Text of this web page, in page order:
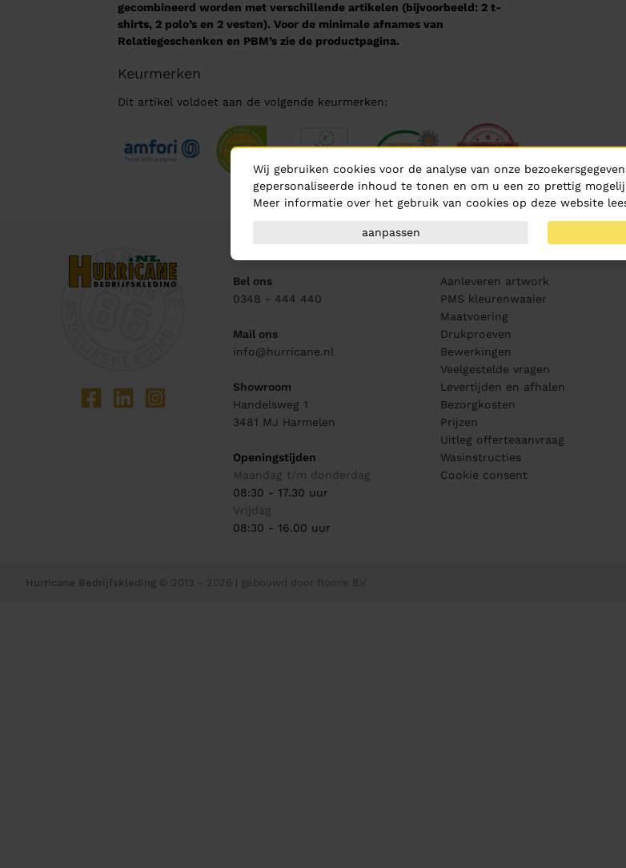
gecombineerd worden met verschillende artikelen (bijvoorbeeld: 2 t-
shirts, 2 polo’s en 2 vesten). Voor de minimale afnames van
Relatiegeschenken en PBM’s zie de productpagina.
Keurmerken
Dit artikel voldoet aan de volgende keurmerken:
Bel ons
0348 - 444 440
Mail ons
info@hurricane.nl
Showroom
Handelsweg 1
3481 MJ Harmelen
Openingstijden
Maandag t/m donderdag
08:30 - 17.30 uur
Vrijdag
08:30 - 16.00 uur
Aanleveren artwork
PMS kleurenwaaier
Maatvoering
Drukproeven
Bewerkingen
Veelgestelde vragen
Levertijden en afhalen
Bezorgkosten
Prijzen
Uitleg offerteaanvraag
Wasinstructies
Cookie consent
Hurricane Bedrijfskleding © 2013 - 2026 | gebouwd door flooris B.V.
Wij gebruiken cookies voor de analyse van onze
gepersonaliseerde inhoud te tonen en om u een zo prettig
Meer informatie over het gebruik van cookies op deze website
aanpassen